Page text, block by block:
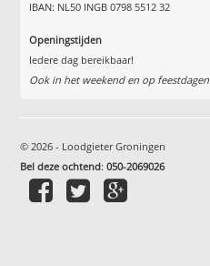
IBAN: NL50 INGB 0798 5512 32
Openingstijden
Iedere dag bereikbaar!
Ook in het weekend en op feestdagen
© 2026 - Loodgieter Groningen
Bel deze ochtend:050-2069026